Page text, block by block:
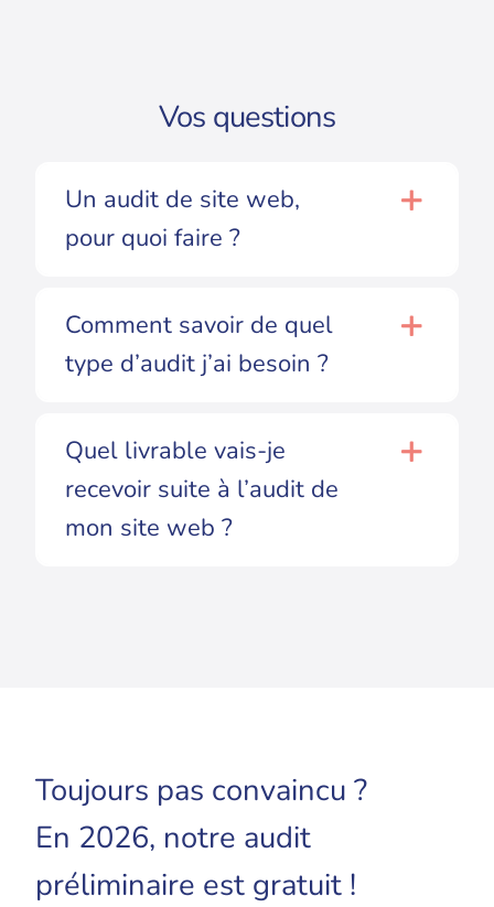
Vos questions
Un audit de site web,
pour quoi faire ?
Comment savoir de quel
type d’audit j’ai besoin ?
Quel livrable vais-je
recevoir suite à l’audit de
mon site web ?
Toujours pas convaincu ?
En 2026, notre audit
préliminaire est gratuit !